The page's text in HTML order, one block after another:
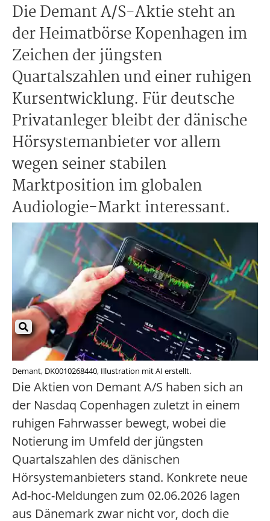
Die Demant A/S-Aktie steht an
der Heimatbörse Kopenhagen im
Zeichen der jüngsten
Quartalszahlen und einer ruhigen
Kursentwicklung. Für deutsche
Privatanleger bleibt der dänische
Hörsystemanbieter vor allem
wegen seiner stabilen
Marktposition im globalen
Audiologie-Markt interessant.
Demant, DK0010268440, Illustration mit AI erstellt.
Die Aktien von Demant A/S haben sich an
der Nasdaq Copenhagen zuletzt in einem
ruhigen Fahrwasser bewegt, wobei die
Notierung im Umfeld der jüngsten
Quartalszahlen des dänischen
Hörsystemanbieters stand. Konkrete neue
Ad-hoc-Meldungen zum 02.06.2026 lagen
aus Dänemark zwar nicht vor, doch die